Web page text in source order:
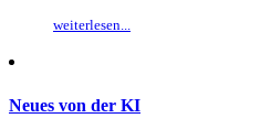
weiterlesen...
Neues von der KI